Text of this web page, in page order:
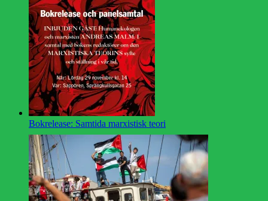
Bokrelease: Samtida marxistisk teori